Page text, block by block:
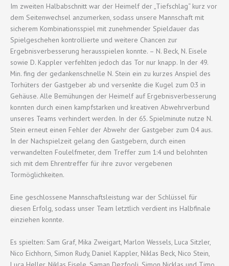
Im zweiten Halbabschnitt war der Heimelf der „Tiefschlag“ kurz vor
dem Seitenwechsel anzumerken, sodass unsere Mannschaft mit
sicherem Kombinationsspiel mit zunehmender Spieldauer das
Spielgeschehen kontrollierte und weitere Chancen zur
Ergebnisverbesserung herausspielen konnte. – N. Beck, N. Eisele
sowie D. Kappler verfehlten jedoch das Tor nur knapp. In der 49.
Min. fing der gedankenschnelle N. Stein ein zu kurzes Anspiel des
Torhüters der Gastgeber ab und versenkte die Kugel zum 0:3 in
Gehäuse. Alle Bemühungen der Heimelf auf Ergebnisverbesserung
konnten durch einen kampfstarken und kreativen Abwehrverbund
unseres Teams verhindert werden. In der 65. Spielminute nutze N.
Stein erneut einen Fehler der Abwehr der Gastgeber zum 0:4 aus.
In der Nachspielzeit gelang den Gastgebern, durch einen
verwandelten Foulelfmeter, dem Treffer zum 1:4 und belohnten
sich mit dem Ehrentreffer für ihre zuvor vergebenen
Tormöglichkeiten.
Eine geschlossene Mannschaftsleistung war der Schlüssel für
diesen Erfolg, sodass unser Team letztlich verdient ins Halbfinale
einziehen konnte.
Es spielten: Sam Graf, Mika Zweigart, Marlon Wessels, Luca Sitzler,
Nico Eichhorn, Simon Rudy, Daniel Kappler, Niklas Beck, Nico Stein,